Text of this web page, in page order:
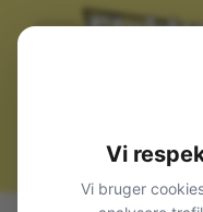
Vi
Vi bruger